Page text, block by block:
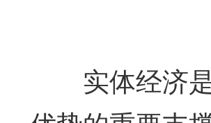
实体经济是